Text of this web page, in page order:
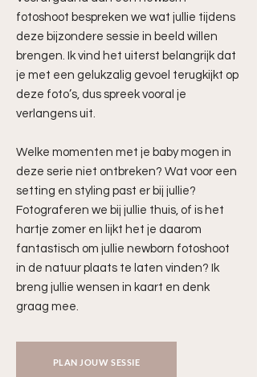
fotoshoot bespreken we wat jullie tijdens
deze bijzondere sessie in beeld willen
brengen. Ik vind het uiterst belangrijk dat
je met een gelukzalig gevoel terugkijkt op
deze foto’s, dus spreek vooral je
verlangens uit.
Welke momenten met je baby mogen in
deze serie niet ontbreken? Wat voor een
setting en styling past er bij jullie?
Fotograferen we bij jullie thuis, of is het
hartje zomer en lijkt het je daarom
fantastisch om jullie newborn fotoshoot
in de natuur plaats te laten vinden? Ik
breng jullie wensen in kaart en denk
graag mee.
PLAN JOUW SESSIE